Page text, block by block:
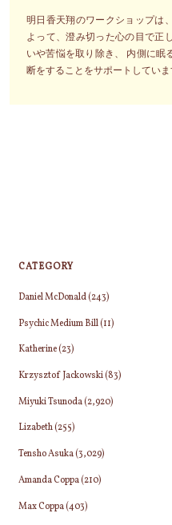
明日香天翔のワークショップは
よって、澄み切った心の目で正
いや苦悩を取り除き、 内側に眠
断をすることをサポートしていま
CATEGORY
Daniel McDonald(243)
Psychic Medium Bill(11)
Katherine(23)
Krzysztof Jackowski(83)
Miyuki Tsunoda(2,920)
Lizabeth(255)
Tensho Asuka(3,029)
Amanda Coppa(210)
Max Coppa(403)